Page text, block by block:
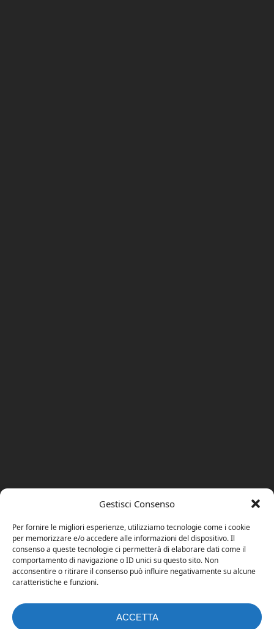
Gestisci Consenso
Per fornire le migliori esperienze, utilizziamo tecnologie come i cookie
per memorizzare e/o accedere alle informazioni del dispositivo. Il
consenso a queste tecnologie ci permetterà di elaborare dati come il
comportamento di navigazione o ID unici su questo sito. Non
acconsentire o ritirare il consenso può influire negativamente su alcune
caratteristiche e funzioni.
ACCETTA